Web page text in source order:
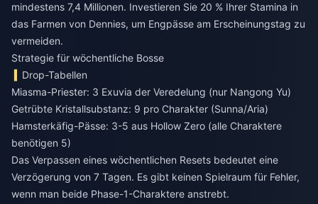
mindestens 7,4 Millionen. Investieren Sie 20 % Ihrer Stamina in
das Farmen von Dennies, um Engpässe am Erscheinungstag zu
vermeiden.
Strategie für wöchentliche Bosse
Drop-Tabellen
Miasma-Priester: 3 Exuvia der Veredelung (nur Nangong Yu)
Getrübte Kristallsubstanz: 9 pro Charakter (Sunna/Aria)
Hamsterkäfig-Pässe: 3-5 aus Hollow Zero (alle Charaktere
benötigen 5)
Das Verpassen eines wöchentlichen Resets bedeutet eine
Verzögerung von 7 Tagen. Es gibt keinen Spielraum für Fehler,
wenn man beide Phase-1-Charaktere anstrebt.